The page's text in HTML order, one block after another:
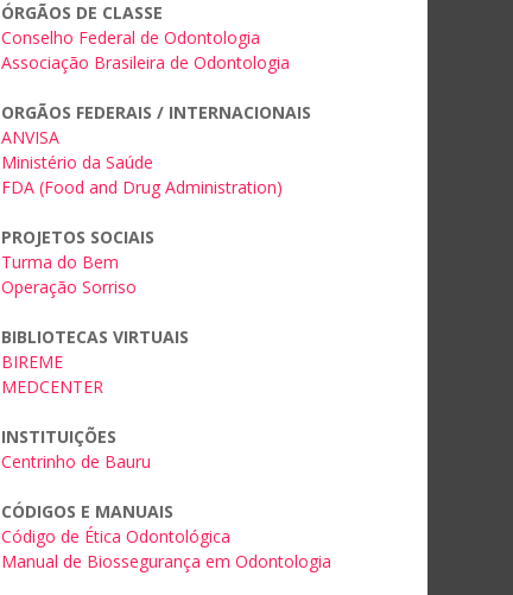
ÓRGÃOS DE CLASSE
Conselho Federal de Odontologia
Associação Brasileira de Odontologia
ORGÃOS FEDERAIS / INTERNACIONAIS
ANVISA
Ministério da Saúde
FDA (Food and Drug Administration)
PROJETOS SOCIAIS
Turma do Bem
Operação Sorriso
BIBLIOTECAS VIRTUAIS
BIREME
MEDCENTER
INSTITUIÇÕES
Centrinho de Bauru
CÓDIGOS E MANUAIS
Código de Ética Odontológica
Manual de Biossegurança em Odontologia